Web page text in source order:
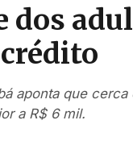
dos
aponta que
a R$ 6 mil.